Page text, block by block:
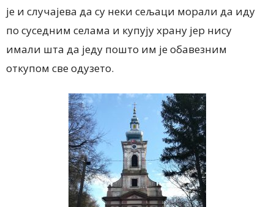
је и случајева да су неки сељаци морали да иду
по суседним селама и купују храну јер нису
имали шта да једу пошто им је обавезним
откупом све одузето.